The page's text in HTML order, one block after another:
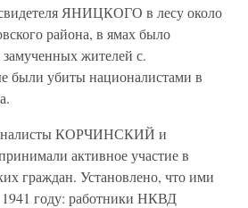
ЯНИЦКОГО в лесу около
района, в ямах было
жителей с.
были убиты националистами в
КОРЧИНСКИЙ и
активное участие в
граждан. Установлено, что ими
1941 году: работники НКВД